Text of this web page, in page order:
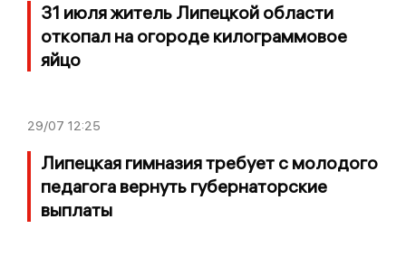
31 июля житель Липецкой области
откопал на огороде килограммовое
яйцо
29/07 12:25
Липецкая гимназия требует с молодого
педагога вернуть губернаторские
выплаты